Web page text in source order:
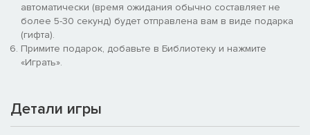
автоматически (время ожидания обычно составляет не
более 5-30 секунд) будет отправлена вам в виде подарка
(гифта).
Примите подарок, добавьте в Библиотеку и нажмите
«Играть».
Детали игры